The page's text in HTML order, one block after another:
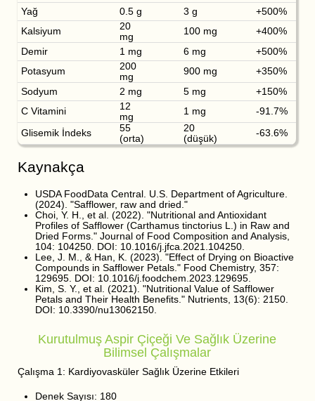
Yağ
0.5 g 3 g
+500%
Kalsiyum
20
mg
100 mg
+400%
Demir
1 mg 6 mg
+500%
Potasyum
200
mg
900 mg
+350%
Sodyum
2 mg 5 mg
+150%
C Vitamini
12
mg
1 mg
-91.7%
Glisemik İndeks
55
(orta)
20
(düşük)
-63.6%
Kaynakça
USDA FoodData Central. U.S. Department of Agriculture.
(2024). "Safflower, raw and dried."
Choi, Y. H., et al. (2022). "Nutritional and Antioxidant
Profiles of Safflower (Carthamus tinctorius L.) in Raw and
Dried Forms." Journal of Food Composition and Analysis,
104: 104250. DOI: 10.1016/j.jfca.2021.104250.
Lee, J. M., & Han, K. (2023). "Effect of Drying on Bioactive
Compounds in Safflower Petals." Food Chemistry, 357:
129695. DOI: 10.1016/j.foodchem.2023.129695.
Kim, S. Y., et al. (2021). "Nutritional Value of Safflower
Petals and Their Health Benefits." Nutrients, 13(6): 2150.
DOI: 10.3390/nu13062150.
Kurutulmuş Aspir Çiçeği Ve Sağlık Üzerine
Bilimsel Çalışmalar
Çalışma 1: Kardiyovasküler Sağlık Üzerine Etkileri
Denek Sayısı: 180